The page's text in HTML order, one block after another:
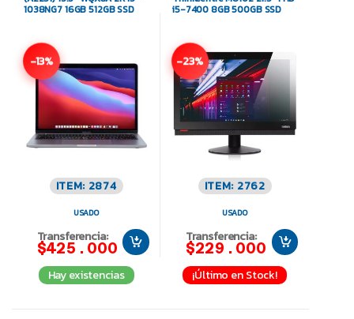
1038NG7 16GB 512GB SSD
-13%
ITEM: 2874
USADO
Transferencia:
$425.000
Hay existencias
i5-7400 8GB 500GB SSD
-23%
ITEM: 2762
USADO
Transferencia:
$229.000
¡Último en Stock!